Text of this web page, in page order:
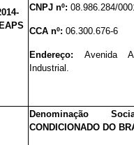
CNPJ nº:08.986.284/
CCA nº:06.300.676-6
Endereço:Avenida
Industrial.
Denominação
CONDICIONADO DO